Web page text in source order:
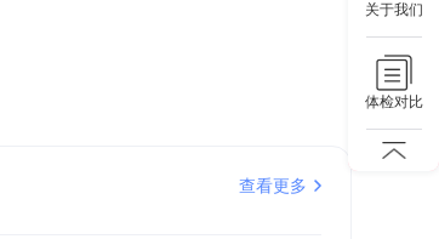
查看更多
关于我们
体检对比